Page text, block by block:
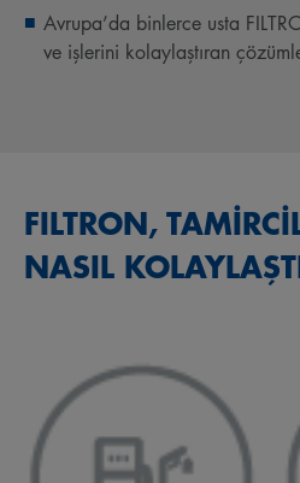
Avrupa’da binlerce usta
ve işlerini kolaylaştıran
FILTRON,
NASIL